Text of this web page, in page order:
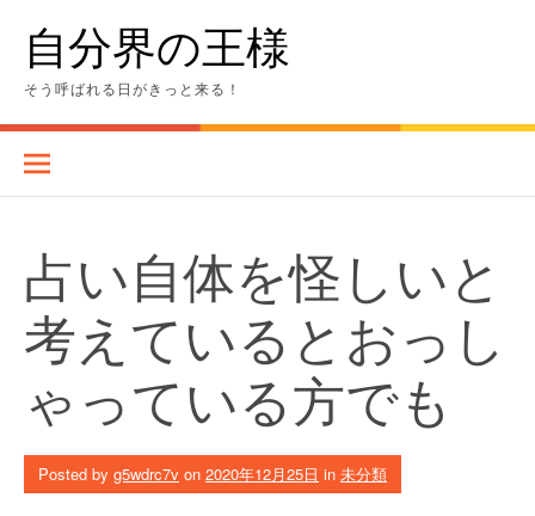
content自分界の王様
そう呼ばれる日がきっと来る！
占い自体を怪しいと
考えているとおっし
ゃっている方でも
Posted by g5wdrc7v on 2020年12月25日 in 未分類